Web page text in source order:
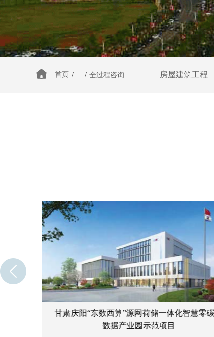
首页 / / 全过程咨询 房屋建筑工程
甘肃庆阳“东数西算”源网荷储一体化智慧零
数据产业园示范项目